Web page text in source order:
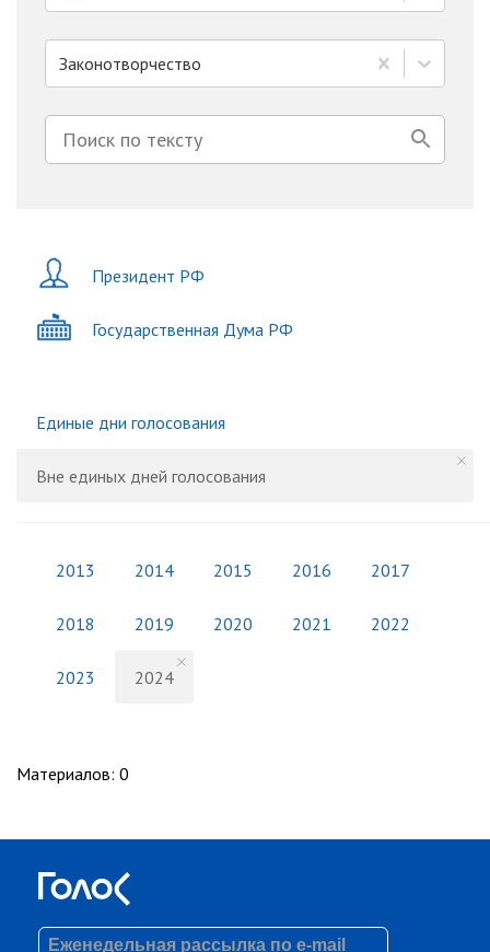
Законотворчество
Президент РФ
Государственная Дума РФ
Единые дни голосования
Вне единых дней голосования
2013 2014 2015 2016 2017
2018 2019 2020 2021 2022
2023 2024
Материалов: 0